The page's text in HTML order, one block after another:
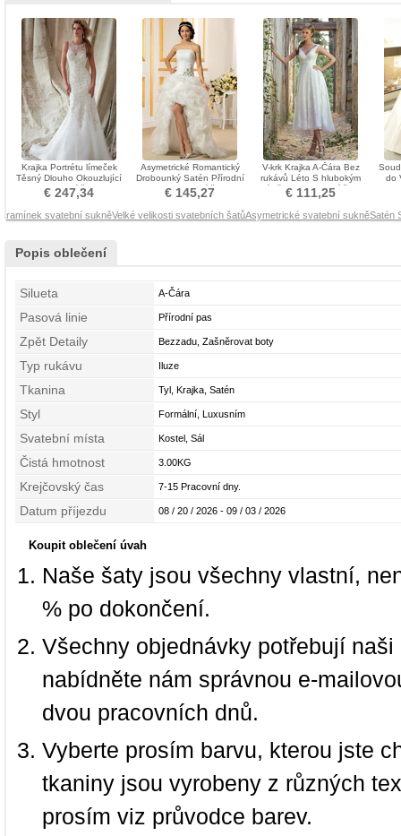
Krajka Portrétu límeček
Těsný Dlouho Okouzlující
Svatební šaty
€ 247,34
Asymetrické Romantický
Drobounký Satén Přírodní
pas Svatební šaty
€ 145,27
V-krk Krajka A-Čára Bez
rukávů Léto S hlubokým
výstřihem Svatební šaty
€ 111,25
do
ramínek svatební sukněVelké velikosti svatebních šatůAsymetrické svatební sukněSatén
Popis oblečení
Silueta A-Čára
Pasová linie Přírodní pas
Zpět Detaily Bezzadu, Zašněrovat boty
Typ rukávu Iluze
Tkanina Tyl, Krajka, Satén
Styl Formální, Luxusním
Svatební místa Kostel, Sál
Čistá hmotnost 3.00KG
Krejčovský čas 7-15 Pracovní dny.
Datum příjezdu 08 / 20 / 2026 - 09 / 03 / 2026
Koupit oblečení úvah
Naše šaty jsou všechny vlastní,
% po dokončení.
Všechny objednávky potřebují
nabídněte nám správnou e-
dvou pracovních dnů.
Vyberte prosím barvu, kterou jste
tkaniny jsou vyrobeny z různých
prosím viz průvodce barev.